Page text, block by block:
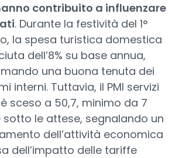
contribuito a influenzare
. Durante la festività del 1°
la spesa turistica domestica
dell’8% su base annua,
una buona tenuta dei
interni. Tuttavia, il PMI servizi
sceso a 50,7, minimo da 7
sotto le attese, segnalando un
dell’attività economica
dell’impatto delle tariffe